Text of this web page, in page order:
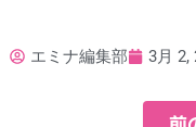
エミナ編集部 3月 2,